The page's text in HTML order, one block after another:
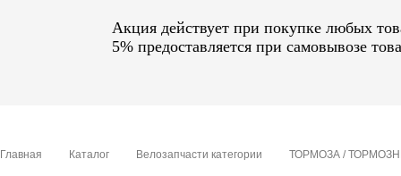
Акция действует при покупке любых
5% предоставляется при самовывозе
Главная Каталог Велозапчасти категории ТОРМОЗА /